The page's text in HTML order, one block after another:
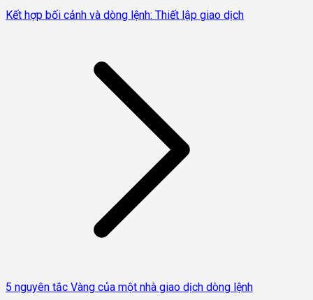
Kết hợp bối cảnh và dòng lệnh: Thiết lập giao dịch
5 nguyên tắc Vàng của một nhà giao dịch dòng lệnh